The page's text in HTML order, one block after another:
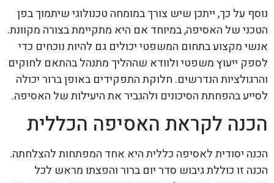
נוסף על כך, ייתכן שיש צורך במומחה טכנולוגי שיתמוך בפן
הטכני של האסיפה, במיוחד אם היא מתקיימת בצורה מקוונת.
אנשי מקצוע בתחום המשפטי יכולים גם להיות נוכחים כדי
לספק ייעוץ משפטי ולוודא שההליך מתנהל בהתאם לחוקים
והרגולציות הנדרשים. חלוקת התפקידים באופן ברור יכולה
לסייע בהפחתת הסיכונים ולהגביר את היעילות של האסיפה.
הכנה לקראת האסיפה הכללית
הכנה יסודית לאסיפה כללית היא אחד המפתחות להצלחתה.
הכנה זו כוללת גיבוש סדר יום ברור והפצתו מראש לכל